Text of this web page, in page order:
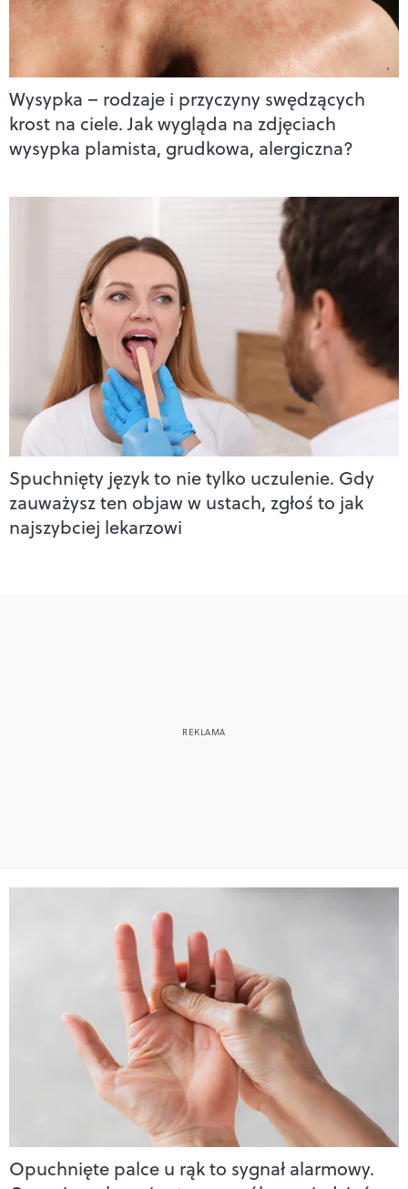
Wysypka – rodzaje i przyczyny swędzących
krost na ciele. Jak wygląda na zdjęciach
wysypka plamista, grudkowa, alergiczna?
Spuchnięty język to nie tylko uczulenie. Gdy
zauważysz ten objaw w ustach, zgłoś to jak
najszybciej lekarzowi
Opuchnięte palce u rąk to sygnał alarmowy.